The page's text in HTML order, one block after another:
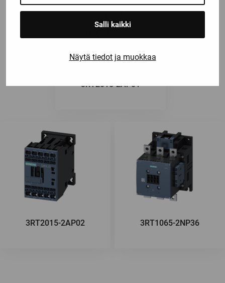
Salli kaikki
Näytä tiedot ja muokkaa
3RT2015-2AP01
3RT2015-2AP02 3RT1065-2NP36